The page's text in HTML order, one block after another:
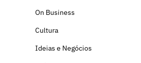
On Business
Cultura
Ideias e Negócios